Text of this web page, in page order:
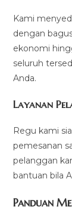
Kami
dengan
ekonomi
seluruh
Anda.
Layanan
Regu kami
pemesanan
pelanggan
bantuan bila
Panduan